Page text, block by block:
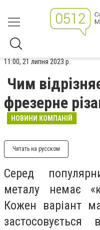
11:00, 21 липня 2023 р.
Чим
фрезерне
НОВИНИ КОМПАНІЙ
Читать на русском
Серед
металу немає
Кожен варіант